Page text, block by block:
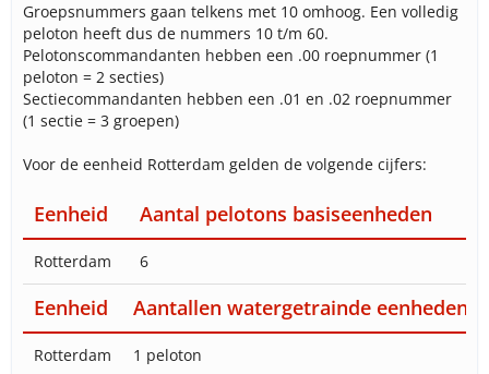
Groepsnummers gaan telkens met 10 omhoog. Een volledig
peloton heeft dus de nummers 10 t/m 60.
Pelotonscommandanten hebben een .00 roepnummer (1
peloton = 2 secties)
Sectiecommandanten hebben een .01 en .02 roepnummer
(1 sectie = 3 groepen)
Voor de eenheid Rotterdam gelden de volgende cijfers:
Eenheid Aantal pelotons basiseenheden
Rotterdam 6
Eenheid Aantallen watergetrainde eenheden
Rotterdam 1 peloton